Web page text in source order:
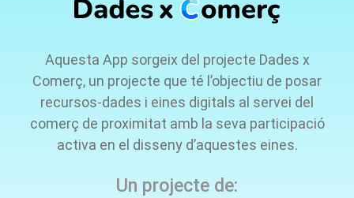
Aquesta App sorgeix del projecte Dades x
Comerç, un projecte que té l’objectiu de posar
recursos-dades i eines digitals al servei del
comerç de proximitat amb la seva participació
activa en el disseny d’aquestes eines.
Un projecte de: